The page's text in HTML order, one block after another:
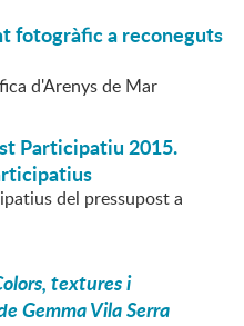
fotogràfic a reconeguts
d'Arenys de Mar
Participatiu 2015.
del pressupost a
textures i
Gemma Vila Serra